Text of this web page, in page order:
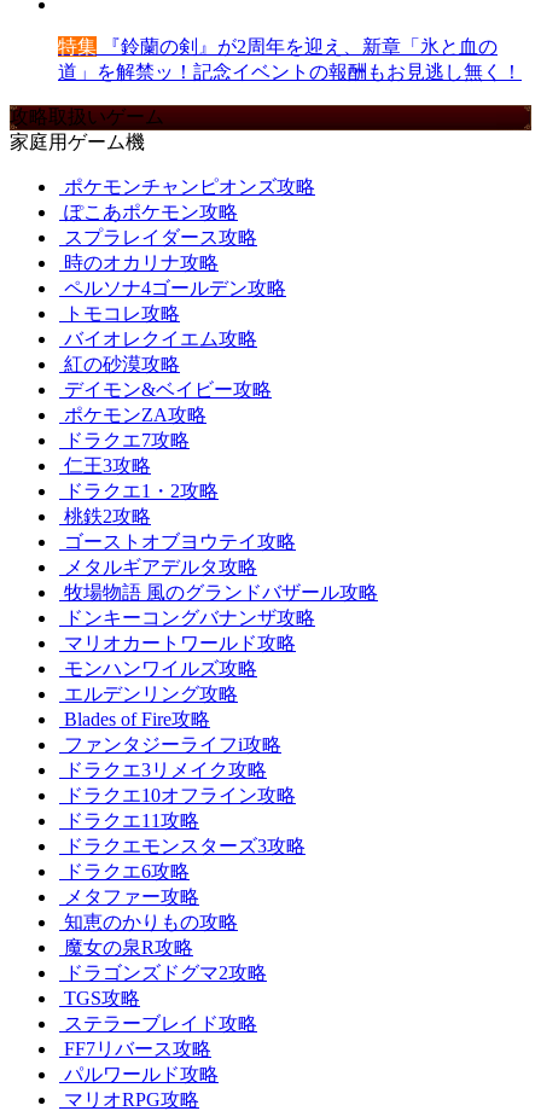
特集 『鈴蘭の剣』が2周年を迎え、新章「氷と血の
道」を解禁ッ！記念イベントの報酬もお見逃し無く！
攻略取扱いゲーム
家庭用ゲーム機
ポケモンチャンピオンズ攻略
ぽこあポケモン攻略
スプラレイダース攻略
時のオカリナ攻略
ペルソナ4ゴールデン攻略
トモコレ攻略
バイオレクイエム攻略
紅の砂漠攻略
デイモン&ベイビー攻略
ポケモンZA攻略
ドラクエ7攻略
仁王3攻略
ドラクエ1・2攻略
桃鉄2攻略
ゴーストオブヨウテイ攻略
メタルギアデルタ攻略
牧場物語 風のグランドバザール攻略
ドンキーコングバナンザ攻略
マリオカートワールド攻略
モンハンワイルズ攻略
エルデンリング攻略
Blades of Fire攻略
ファンタジーライフi攻略
ドラクエ3リメイク攻略
ドラクエ10オフライン攻略
ドラクエ11攻略
ドラクエモンスターズ3攻略
ドラクエ6攻略
メタファー攻略
知恵のかりもの攻略
魔女の泉R攻略
ドラゴンズドグマ2攻略
TGS攻略
ステラーブレイド攻略
FF7リバース攻略
パルワールド攻略
マリオRPG攻略